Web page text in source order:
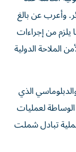
وأعرب عن بالغ
من إجراءات
الملاحة الدولية
الذي
لعمليات
الأسرى، حيث نجحت في إتمام 14 عملية تبادل شملت